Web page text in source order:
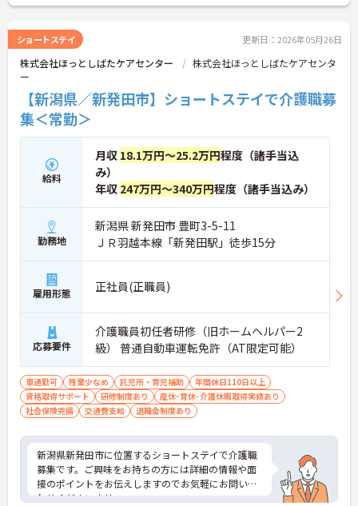
ショートステイ 更新日：2026年05月26日
株式会社ほっとしばたケアセンター
株式会社ほっとしばたケアセンタ
ー
【新潟県／新発田市】ショートステイで介護職募
集＜常勤＞
給料
月収 18.1万円～25.2万円程度（諸手当込
み）
年収 247万円～340万円程度（諸手当込み）
勤務地
新潟県 新発田市 豊町3-5-11
ＪＲ羽越本線「新発田駅」徒歩15分
雇用形態 正社員(正職員)
応募要件
介護職員初任者研修（旧ホームヘルパー2
級） 普通自動車運転免許（AT限定可能）
車通勤可 残業少なめ 託児所・育児補助
年間休日110日以上
資格取得サポート
研修制度あり
産休･育休･介護休暇取得実績あり
社会保険完備
交通費支給 退職金制度あり
新潟県新発田市に位置するショートステイで介護職
募集です。ご興味をお持ちの方には詳細の情報や面
接のポイントをお伝えしますのでお気軽にお問い合
わせくださいませ。